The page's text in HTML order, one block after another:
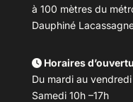
à 100 mètres du
Dauphiné
Horaires
Du mardi au
Samedi 10h –17h